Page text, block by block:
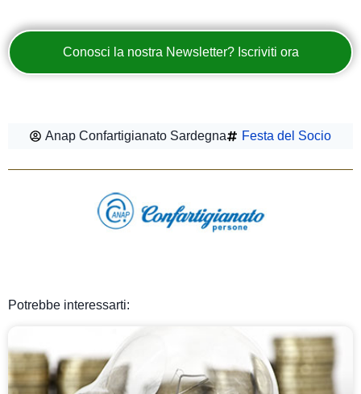
Conosci la nostra Newsletter? Iscriviti ora
Anap Confartigianato Sardegna Festa del Socio
Potrebbe interessarti: